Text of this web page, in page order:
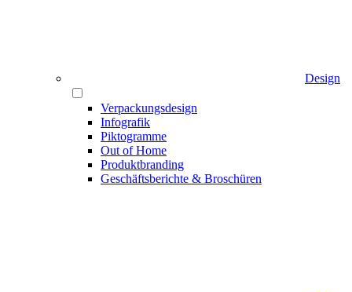
Design
Verpackungsdesign
Infografik
Piktogramme
Out of Home
Produktbranding
Geschäftsberichte & Broschüren